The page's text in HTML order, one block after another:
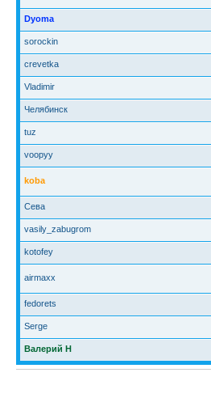
Dyoma
sorockin
crevetka
Vladimir
Челябинск
tuz
voopyy
koba
Сева
vasily_zabugrom
kotofey
airmaxx
fedorets
Serge
Валерий Н